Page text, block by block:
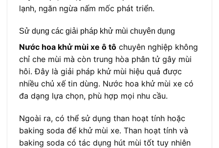
lạnh, ngăn ngừa nấm mốc phát triển.
Sử dụng các giải pháp khử mùi chuyên dụng
Nước hoa khử mùi xe ô tô chuyên nghiệp không
chỉ che mùi mà còn trung hòa phân tử gây mùi
hôi. Đây là giải pháp khử mùi hiệu quả được
nhiều chủ xế tin dùng. Nước hoa khử mùi xe có
đa dạng lựa chọn, phù hợp mọi nhu cầu.
Ngoài ra, có thể sử dụng than hoạt tính hoặc
baking soda để khử mùi xe. Than hoạt tính và
baking soda có tác dụng hút mùi tốt tuy nhiên